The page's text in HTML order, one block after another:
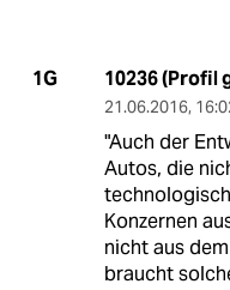
1G 10236 (Profil
21.06.2016,
"Auch der
Autos, die
Konzernen
nicht aus
braucht